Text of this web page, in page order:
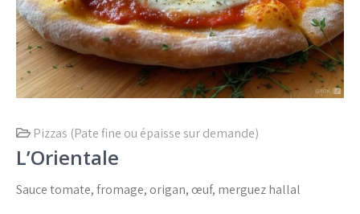
Pizzas (Pate fine ou épaisse sur demande)
L’Orientale
Sauce tomate, fromage, origan, œuf, merguez hallal